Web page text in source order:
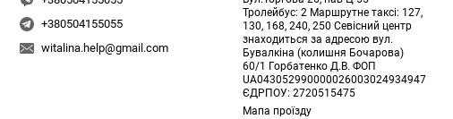
+380504155055
witalina.help@gmail.com
Тролейбус: 2 Маршрутне таксі: 127,
130, 168, 240, 250 Севісний центр
знаходиться за адресою вул.
Бувалкіна (колишня Бочарова)
60/1 Горбатенко Д.В. ФОП
UA043052990000026003024934947
ЄДРПОУ: 2720515475
Мапа проїзду